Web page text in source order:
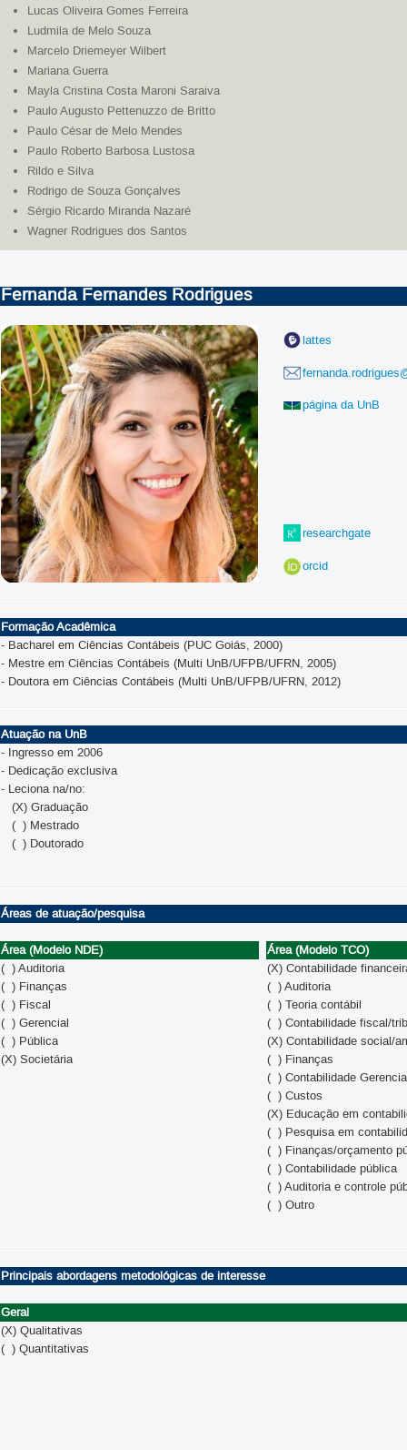
Lucas Oliveira Gomes Ferreira
Ludmila de Melo Souza
Marcelo Driemeyer Wilbert
Mariana Guerra
Mayla Cristina Costa Maroni Saraiva
Paulo Augusto Pettenuzzo de Britto
Paulo César de Melo Mendes
Paulo Roberto Barbosa Lustosa
Rildo e Silva
Rodrigo de Souza Gonçalves
Sérgio Ricardo Miranda Nazaré
Wagner Rodrigues dos Santos
Fernanda Fernandes Rodrigues
lattes
página da UnB
researchgate
orcid
Formação Acadêmica
- Bacharel em Ciências Contábeis (PUC Goiás, 2000)
- Mestre em Ciências Contábeis (Multi UnB/UFPB/UFRN, 2005)
- Doutora em Ciências Contábeis (Multi UnB/UFPB/UFRN, 2012)
Atuação na UnB
- Ingresso em 2006
- Dedicação exclusiva
- Leciona na/no:
(X) Graduação
( ) Mestrado
( ) Doutorado
Áreas de atuação/pesquisa
Área (Modelo NDE)
Área (Modelo TCO)
( ) Auditoria
(X) Contabilidade
( ) Finanças
( ) Auditoria
( ) Fiscal
( ) Teoria contábil
( ) Gerencial
( ) Contabilidade fiscal/
( ) Pública
(X) Contabilidade social/
(X) Societária
( ) Finanças
( ) Contabilidade
( ) Custos
(X) Educação em
( ) Pesquisa em
( ) Finanças/orçamento
( ) Contabilidade pública
( ) Auditoria e controle
( ) Outro
Principais abordagens metodológicas de interesse
Geral
(X) Qualitativas
( ) Quantitativas